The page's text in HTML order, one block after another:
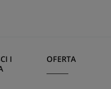
I
OFERTA